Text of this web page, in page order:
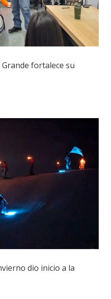
fortalece su
dio inicio a la